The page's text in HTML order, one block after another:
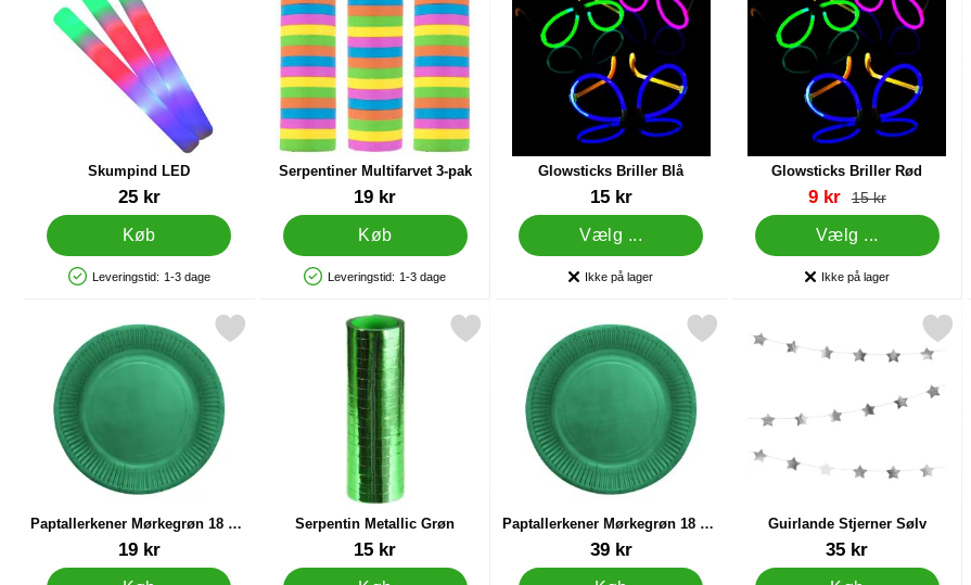
Skumpind LED
25 kr
Køb
Produkttilgængelighed: På lager
Leveringstid: 1-3 dage
Serpentiner Multifarvet 3-pak
19 kr
Køb
Produkttilgængelighed: På lager
Leveringstid: 1-3 dage
Glowsticks Briller Blå
15 kr
Vælg ...
Produkttilgængelighed:
Ikke på lager
Glowsticks Briller Rød
Varenr 7443pris
9 kr pris
15 kr
Vælg ...
Produkttilgængelighed:
Ikke på lager
Paptallerkener Mørkegrøn 18 cm
8-pak
19 kr
Markér paptallerkener Mørkegrøn 18 cm 8-pak som favorit
Serpentin Metallic Grøn
15 kr
Markér serpentin Metallic Grøn som favorit
Paptallerkener Mørkegrøn 18 cm
20-pak
39 kr
Markér paptallerkener Mørkegrøn 18 cm 20-pak som favorit
Guirlande Stjerner Sølv
35 kr
Markér guirlande